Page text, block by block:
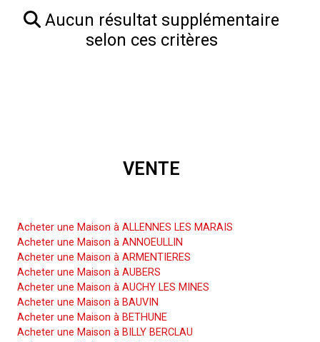
Aucun résultat supplémentaire
selon ces critères
VENTE
Acheter une Maison à ALLENNES LES MARAIS
Acheter une Maison à ANNOEULLIN
Acheter une Maison à ARMENTIERES
Acheter une Maison à AUBERS
Acheter une Maison à AUCHY LES MINES
Acheter une Maison à BAUVIN
Acheter une Maison à BETHUNE
Acheter une Maison à BILLY BERCLAU